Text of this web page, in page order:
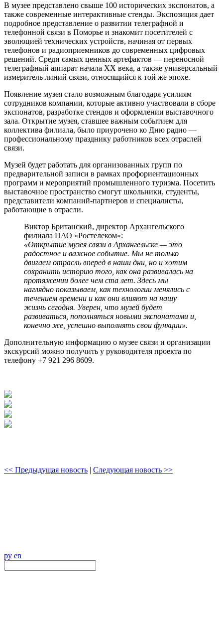
В музее представлено свыше 100 исторических экспонатов, а
также современные интерактивные стенды. Экспозиция дает
подробное представление о развитии телеграфной и
телефонной связи в Поморье и знакомит посетителей с
эволюцией технических устройств, начиная от первых
телефонов и радиоприемников до современных цифровых
решений. Среди самых ценных артефактов — переносной
телеграфный аппарат начала XX века, а также универсальный
измеритель линий связи, относящийся к той же эпохе.
Появление музея стало возможным благодаря усилиям
сотрудников компании, которые активно участвовали в сборе
экспонатов, разработке стендов и оформлении выставочного
зала. Открытие музея, ставшее важным событием для
коллектива филиала, было приурочено ко Дню радио —
профессиональному празднику работников всех отраслей
связи.
Музей будет работать для организованных групп по
предварительной записи в рамках профориентационных
программ и мероприятий промышленного туризма. Посетить
выставочное пространство смогут школьники, студенты,
представители компаний-партнеров и специалисты,
работающие в отрасли.
Виктор Британский, директор Архангельского
филиала ПАО «Ростелеком»:
«Открытие музея связи в Архангельске — это
радостное и важное событие. Мы не только
двигаем отрасль вперед в наши дни, но и хотим
сохранить историю того, как она развивалась на
протяжении более чем ста лет. Здесь мы
наглядно показываем, как технологии менялись с
течением времени и как они влияют на нашу
жизнь сегодня. Уверен, что музей будет
развиваться, пополняться новыми экспонатами и,
конечно же, успешно выполнять свои функции».
Дополнительную информацию о музее связи и организации
экскурсий можно получить у руководителя проекта по
телефону +7 921 296 8609.
<< Предыдущая новость | Следующая новость >>
ру en